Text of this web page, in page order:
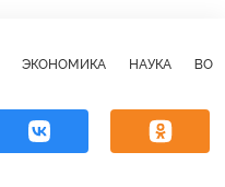
ЭКОНОМИКА НАУКА